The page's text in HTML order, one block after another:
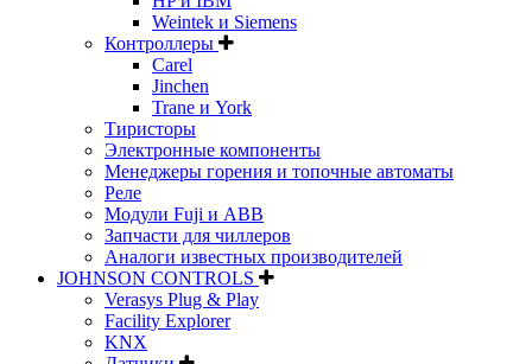
Weintek и Siemens
Контроллеры
Carel
Jinchen
Trane и York
Тиристоры
Электронные компоненты
Менеджеры горения и топочные автоматы
Реле
Модули Fuji и ABB
Запчасти для чиллеров
Аналоги известных производителей
JOHNSON CONTROLS
Verasys Plug & Play
Facility Explorer
KNX